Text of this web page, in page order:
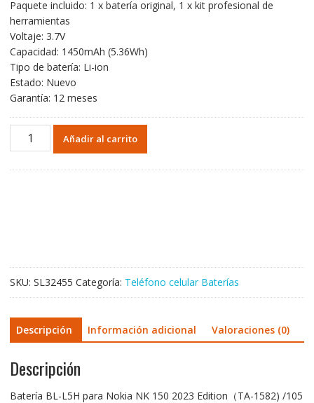
Paquete incluido: 1 x batería original, 1 x kit profesional de
herramientas
Voltaje: 3.7V
Capacidad: 1450mAh (5.36Wh)
Tipo de batería: Li-ion
Estado: Nuevo
Garantía: 12 meses
Batería
cantidad
Añadir al carrito
SKU: SL32455 Categoría: Teléfono celular Baterías
Descripción Información adicional Valoraciones (0)
Descripción
Batería BL-L5H para Nokia NK 150 2023 Edition（TA-1582) /105